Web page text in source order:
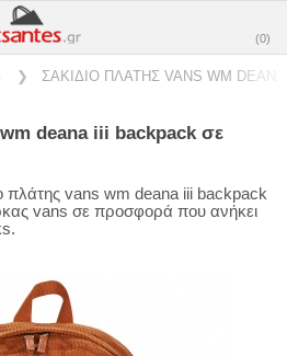
(0)
❯ ΣΑΚΙΔΙΟ ΠΛΑΤΗΣ VANS WM
πλάτης vans wm deana iii backpack
vans σε προσφορά που ανήκει